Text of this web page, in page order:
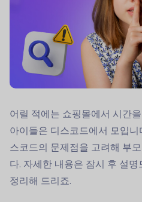
어릴 적에는 쇼핑몰에서 시간
아이들은 디스코드에서 모입
스코드의 문제점을 고려해 부
다. 자세한 내용은 잠시 후 설
정리해 드리죠.